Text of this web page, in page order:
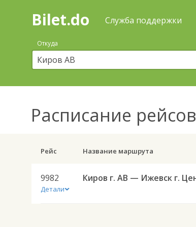
Поиск
покупка
билетов
автобус
онлайн
Bilet.do Служба поддержки
Откуда
Расписание рейсов
Рейс Название маршрута
9982
Детали